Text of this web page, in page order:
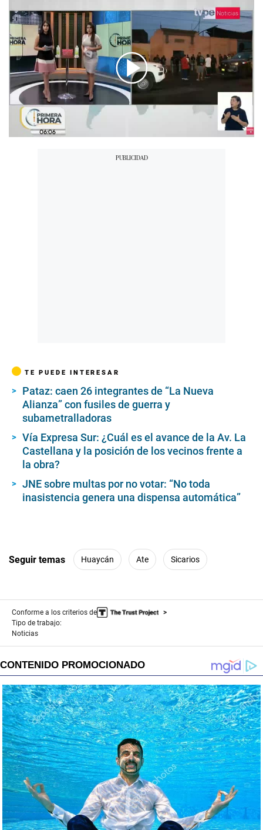
00:00 02:56
TE PUEDE INTERESAR
Pataz: caen 26 integrantes de “La Nueva
Alianza” con fusiles de guerra y
subametralladoras
Vía Expresa Sur: ¿Cuál es el avance de la Av. La
Castellana y la posición de los vecinos frente a
la obra?
JNE sobre multas por no votar: “No toda
inasistencia genera una dispensa automática”
Seguir temas Huaycán Ate Sicarios
Conforme a los criterios de
Tipo de trabajo:
Noticias